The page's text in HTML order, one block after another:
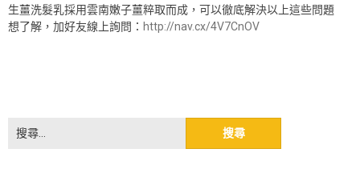
生薑洗髮乳採用雲南嫩子薑粹取而成，可以徹底解決以上這些問題
想了解，加好友線上詢問： http://nav.cx/4V7CnOV
搜
尋